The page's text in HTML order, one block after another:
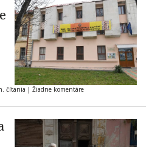
čítania | Žiadne komentáre